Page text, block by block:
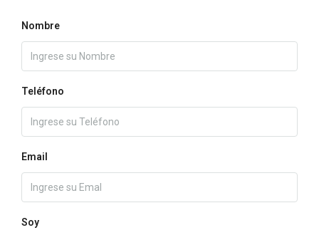
Nombre
Teléfono
Email
Soy